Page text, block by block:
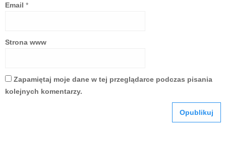
Email *
Strona www
Zapamiętaj moje dane w tej przeglądarce podczas pisania
kolejnych komentarzy.